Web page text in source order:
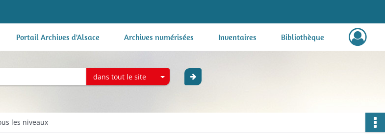
Portail Archives d'Alsace Archives numérisées Inventaires Bibliothèque
dans tout le site
les niveaux